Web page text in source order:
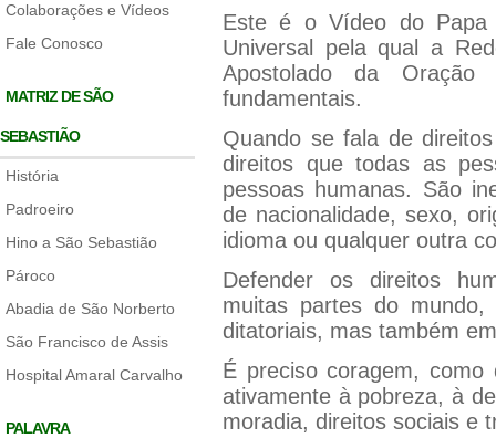
Colaborações e Vídeos
Fale Conosco
MATRIZ DE SÃO
SEBASTIÃO
História
Padroeiro
Hino a São Sebastião
Pároco
Abadia de São Norberto
São Francisco de Assis
Hospital Amaral Carvalho
PALAVRA
Este é o Vídeo do Papa
Universal pela qual a
Apostolado da
fundamentais.
Quando se fala de
direitos que todas as
pessoas humanas. São
de nacionalidade, sexo,
idioma ou qualquer outra
Defender os direitos
muitas partes do
ditatoriais, mas também
É preciso coragem,
ativamente à pobreza, à
moradia, direitos sociais e